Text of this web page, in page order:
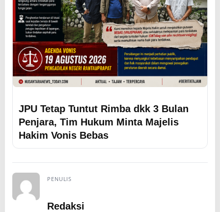
JPU Tetap Tuntut Rimba dkk 3 Bulan
Penjara, Tim Hukum Minta Majelis
Hakim Vonis Bebas
PENULIS
Redaksi